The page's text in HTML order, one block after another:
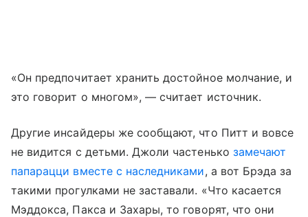
«Он предпочитает хранить достойное молчание, и
это говорит о многом», — считает источник.
Другие инсайдеры же сообщают, что Питт и вовсе
не видится с детьми. Джоли частенько замечают
папарацци вместе с наследниками, а вот Брэда за
такими прогулками не заставали. «Что касается
Мэддокса, Пакса и Захары, то говорят, что они